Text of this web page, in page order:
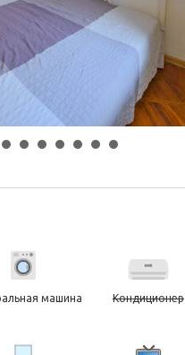
машина Кондиционер